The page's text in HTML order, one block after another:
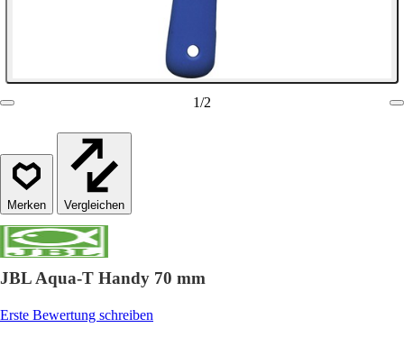
1/2
Vergleichen
JBL Aqua-T Handy 70 mm
Erste Bewertung schreiben